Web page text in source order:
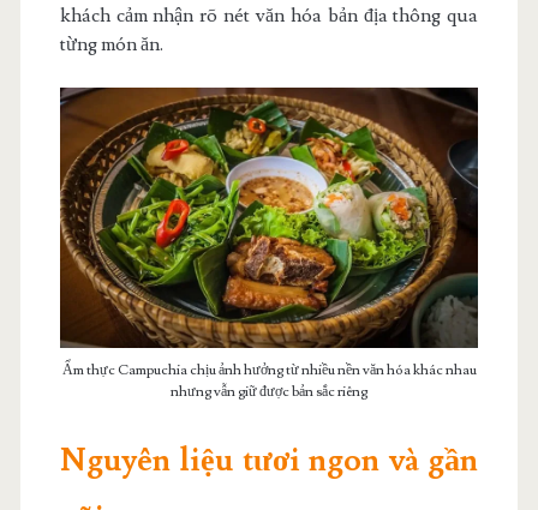
khách cảm nhận rõ nét văn hóa bản địa thông qua
từng món ăn.
Ẩm thực Campuchia chịu ảnh hưởng từ nhiều nền văn hóa khác nhau
nhưng vẫn giữ được bản sắc riêng
Nguyên liệu tươi ngon và gần